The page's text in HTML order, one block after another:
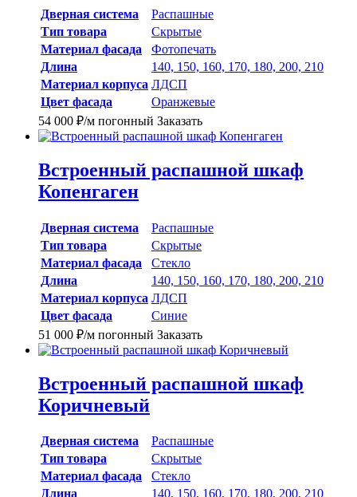
Дверная система
Распашные
Тип товара
Скрытые
Материал фасада
Фотопечать
Длина
140, 150, 160, 170, 180, 200, 210
Материал корпуса ЛДСП
Цвет фасада
Оранжевые
54 000 ₽/м погонный Заказать
Встроенный распашной шкаф
Копенгаген
Дверная система
Распашные
Тип товара
Скрытые
Материал фасада
Стекло
Длина
140, 150, 160, 170, 180, 200, 210
Материал корпуса ЛДСП
Цвет фасада
Синие
51 000 ₽/м погонный Заказать
Встроенный распашной шкаф
Коричневый
Дверная система
Распашные
Тип товара
Скрытые
Материал фасада
Стекло
Длина
140, 150, 160, 170, 180, 200, 210